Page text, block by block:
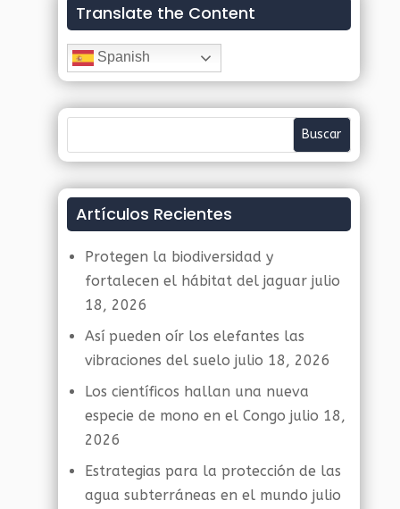
Translate the Content
Spanish
Artículos Recientes
Protegen la biodiversidad y
fortalecen el hábitat del jaguar julio
18, 2026
Así pueden oír los elefantes las
vibraciones del suelo julio 18, 2026
Los científicos hallan una nueva
especie de mono en el Congo julio 18,
2026
Estrategias para la protección de las
agua subterráneas en el mundo julio